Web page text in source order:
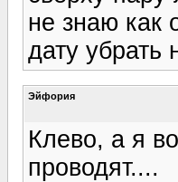
не знаю как
дату убрать
Эйфория
Клево, а я
проводят....